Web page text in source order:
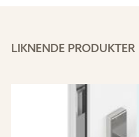
LIKNENDE PRODUKTER